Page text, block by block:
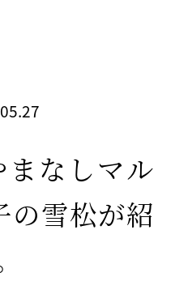
なしマル
の雪松が紹